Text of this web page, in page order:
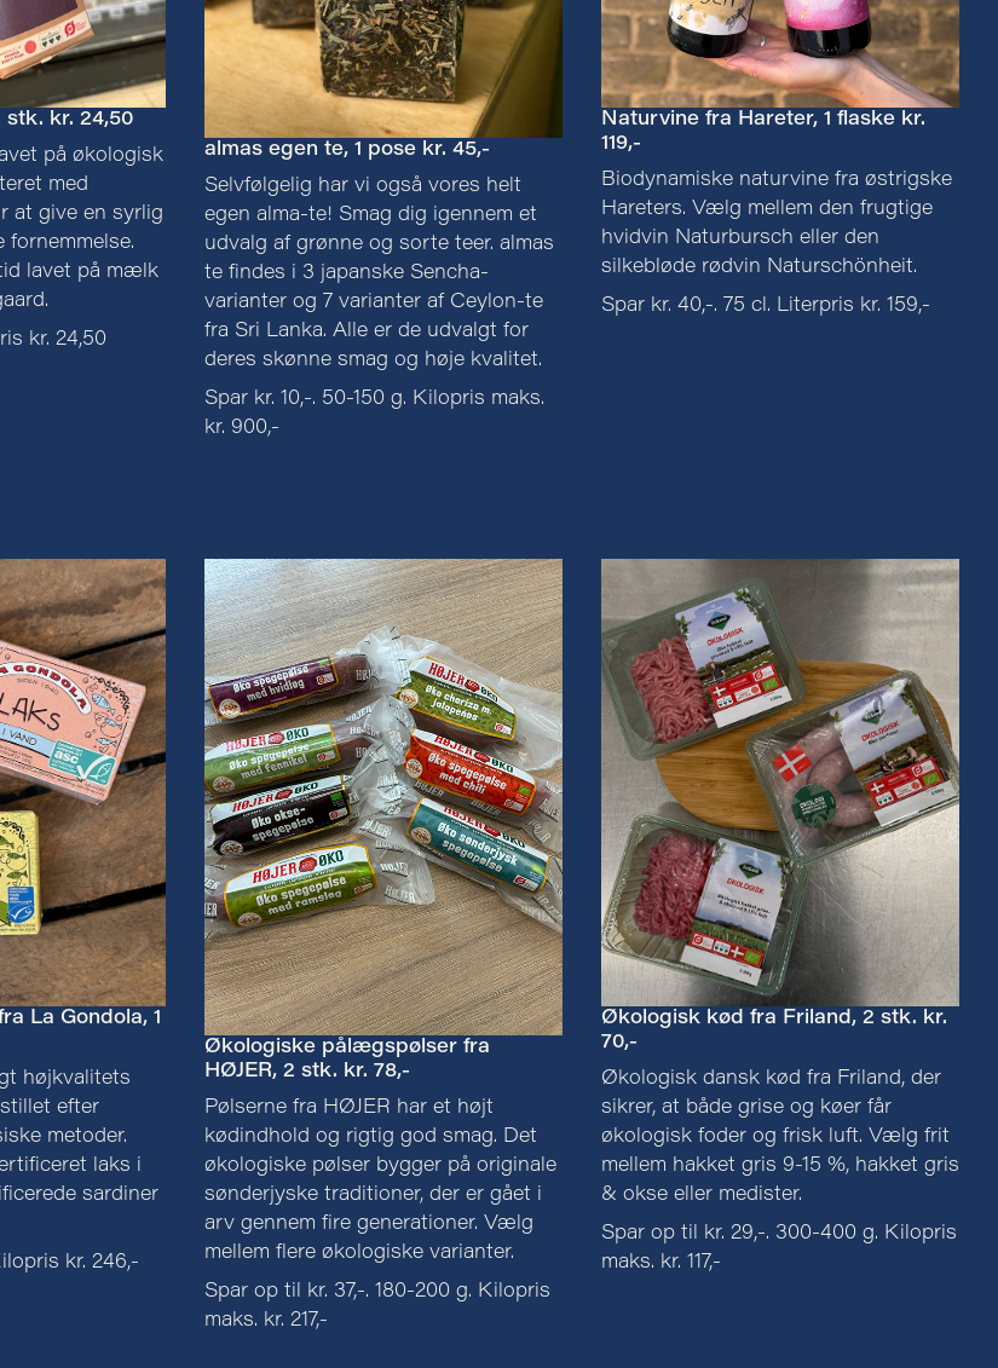
stk. kr. 24,50
på økologisk
med
at give en syrlig
fornemmelse.
lavet på mælk
kr. 24,50
almas egen te, 1 pose kr. 45,-
Selvfølgelig har vi også vores helt
egen alma-te! Smag dig igennem et
udvalg af grønne og sorte teer. almas
te findes i 3 japanske Sencha-
varianter og 7 varianter af Ceylon-te
fra Sri Lanka. Alle er de udvalgt for
deres skønne smag og høje kvalitet.
Spar kr. 10,-. 50-150 g. Kilopris maks.
kr. 900,-
Naturvine fra Hareter, 1 flaske kr.
119,-
Biodynamiske naturvine fra østrigske
Hareters. Vælg mellem den frugtige
hvidvin Naturbursch eller den
silkebløde rødvin Naturschönheit.
Spar kr. 40,-. 75 cl. Literpris kr. 159,-
La Gondola, 1
højkvalitets
efter
metoder.
laks i
sardiner
kr. 246,-
Økologiske pålægspølser fra
HØJER, 2 stk. kr. 78,-
Pølserne fra HØJER har et højt
kødindhold og rigtig god smag. Det
økologiske pølser bygger på originale
sønderjyske traditioner, der er gået i
arv gennem fire generationer. Vælg
mellem flere økologiske varianter.
Spar op til kr. 37,-. 180-200 g. Kilopris
maks. kr. 217,-
Økologisk kød fra Friland, 2 stk. kr.
70,-
Økologisk dansk kød fra Friland, der
sikrer, at både grise og køer får
økologisk foder og frisk luft. Vælg frit
mellem hakket gris 9-15 %, hakket gris
& okse eller medister.
Spar op til kr. 29,-. 300-400 g. Kilopris
maks. kr. 117,-